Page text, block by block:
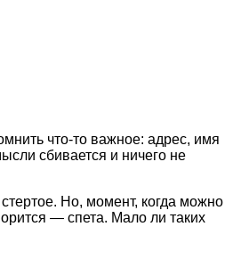
что-то важное: адрес, имя
сбивается и ничего не
Но, момент, когда можно
— спета. Мало ли таких